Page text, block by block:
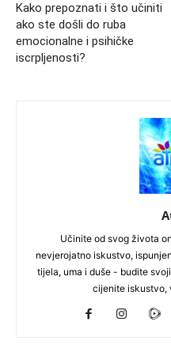
Kako prepoznati i što učiniti
ako ste došli do ruba
emocionalne i psihičke
iscrpljenosti?
Učinite od svog života
nevjerojatno iskustvo,
tijela, uma i duše - budite
cijenite iskustvo,